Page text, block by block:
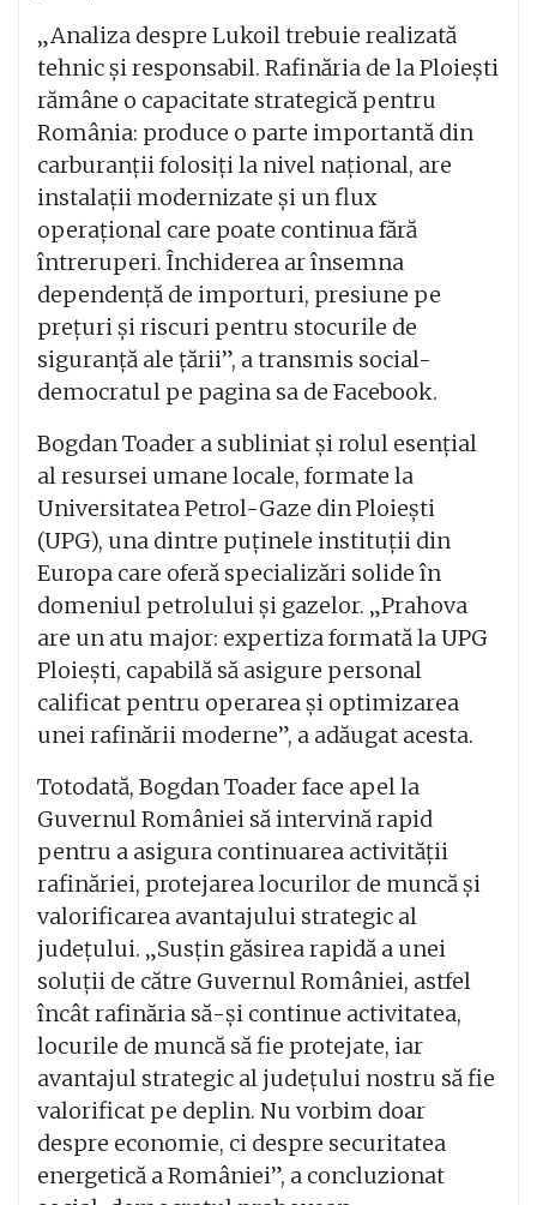
„Analiza despre Lukoil trebuie realizată
tehnic și responsabil. Rafinăria de la Ploiești
rămâne o capacitate strategică pentru
România: produce o parte importantă din
carburanții folosiți la nivel național, are
instalații modernizate și un flux
operațional care poate continua fără
întreruperi. Închiderea ar însemna
dependență de importuri, presiune pe
prețuri și riscuri pentru stocurile de
siguranță ale țării”, a transmis social-
democratul pe pagina sa de Facebook.
Bogdan Toader a subliniat și rolul esențial
al resursei umane locale, formate la
Universitatea Petrol-Gaze din Ploiești
(UPG), una dintre puținele instituții din
Europa care oferă specializări solide în
domeniul petrolului și gazelor. „Prahova
are un atu major: expertiza formată la UPG
Ploiești, capabilă să asigure personal
calificat pentru operarea și optimizarea
unei rafinării moderne”, a adăugat acesta.
Totodată, Bogdan Toader face apel la
Guvernul României să intervină rapid
pentru a asigura continuarea activității
rafinăriei, protejarea locurilor de muncă și
valorificarea avantajului strategic al
județului. „Susțin găsirea rapidă a unei
soluții de către Guvernul României, astfel
încât rafinăria să-și continue activitatea,
locurile de muncă să fie protejate, iar
avantajul strategic al județului nostru să fie
valorificat pe deplin. Nu vorbim doar
despre economie, ci despre securitatea
energetică a României”, a concluzionat